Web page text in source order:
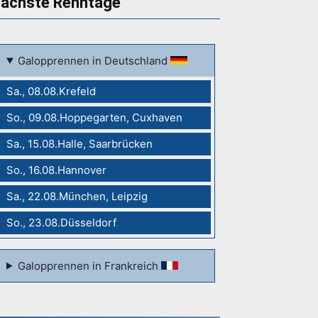
Galopprennen in Deutschland
Sa., 08.08.Krefeld
So., 09.08.Hoppegarten, Cuxhaven
Sa., 15.08.Halle, Saarbrücken
So., 16.08.Hannover
Sa., 22.08.München, Leipzig
So., 23.08.Düsseldorf
Galopprennen in Frankreich